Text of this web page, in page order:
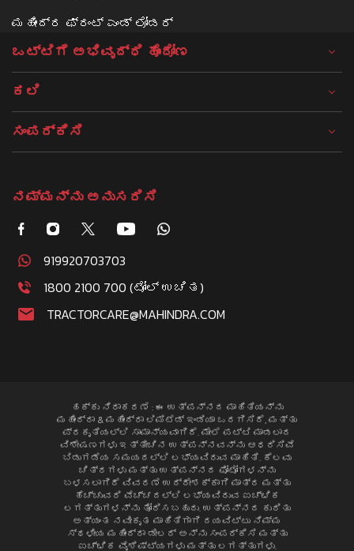
ಮಹೀಂದ್ರ ಫ್ರಂಟ್ ಎಂಡ್ ಲೋಡರ್
ಒಟ್ಟಿಗೆ ಅಭಿವೃದ್ಧಿ ಹೊಂದೋಣ
ಕಲಿ
ಸಂಪರ್ಕಿಸಿ
ನಮ್ಮನ್ನು ಅನುಸರಿಸಿ
919920703703
1800 2100 700 (ಟೋಲ್ ಉಚಿತ)
TRACTORCARE@MAHINDRA.COM
ಹಕ್ಕು ನಿರಾಕರಣೆ : ಈ ಉತ್ಪನ್ನದ ಮಾಹಿತಿಯನ್ನು
ಮಹೀಂದ್ರಾ & ಮಹೀಂದ್ರಾ ಲಿಮಿಟೆಡ್ ಇಂಡಿಯಾ ಒದಗಿಸಿದೆ, ಮತ್ತು
ಪ್ರಕೃತಿಯಲ್ಲಿ ಸಾಮಾನ್ಯವಾಗಿದೆ. ಮೇಲೆ ಪಟ್ಟಿ ಮಾಡಲಾದ
ವಿಶೇಷಣಗಳು ಇತ್ತೀಚಿನ ಉತ್ಪನ್ನವನ್ನು ಆಧರಿಸಿವೆ
ಬಿಡುಗಡೆಯ ಸಮಯದಲ್ಲಿ ಲಭ್ಯವಿರುವ ಮಾಹಿತಿ. ಕೆಲವು
ಚಿತ್ರಗಳು ಮತ್ತು ಉತ್ಪನ್ನದ ಫೋಟೋಗಳನ್ನು
ಬಳಸಲಾಗಿದೆ ವಿವರಣೆ ಉದ್ದೇಶಕ್ಕಾಗಿ ಮಾತ್ರ ಮತ್ತು
ಹೆಚ್ಚುವರಿ ವೆಚ್ಚದಲ್ಲಿ ಲಭ್ಯವಿರುವ ಐಚ್ಛಿಕ
ಲಗತ್ತುಗಳನ್ನು ತೋರಿಸಬಹುದು. ಉತ್ಪನ್ನದ ಕುರಿತು
ಅತ್ಯಂತ ನವೀಕೃತ ಮಾಹಿತಿಗಾಗಿ ದಯವಿಟ್ಟು ನಿಮ್ಮ
ಸ್ಥಳೀಯ ಮಹೀಂದ್ರಾ ಡೀಲರ್ ಅನ್ನು ಸಂಪರ್ಕಿಸಿ ಮತ್ತು
ಐಚ್ಛಿಕ ವೈಶಿಷ್ಟ್ಯಗಳು ಮತ್ತು ಲಗತ್ತುಗಳು.